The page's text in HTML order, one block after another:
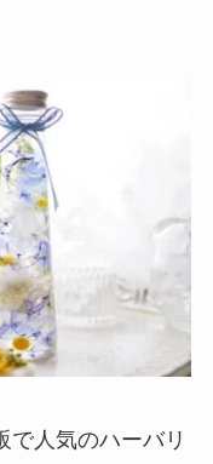
で人気のハーバリ